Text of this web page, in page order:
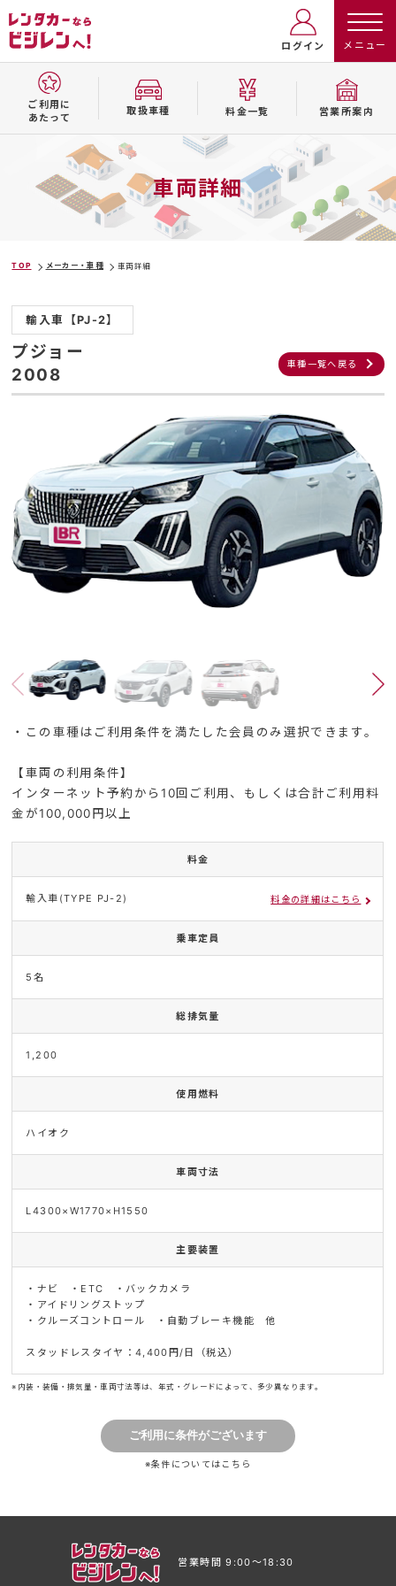
ログイン
ご利用に
あたって
取扱⾞種 料⾦⼀覧 営業所案内
車両詳細
TOP メーカー・車種 車両詳細
輸入車【PJ-2】
プジョー
2008
車種一覧へ戻る
・この車種はご利用条件を満たした会員のみ選択できます。
【車両の利用条件】
インターネット予約から10回ご利用、もしくは合計ご利用料
金が100,000円以上
料金
輸入車(TYPE PJ-2) 料金の詳細はこちら
乗車定員
5名
総排気量
1,200
使用燃料
ハイオク
車両寸法
L4300×W1770×H1550
主要装置
・ナビ ・ETC ・バックカメラ
・アイドリングストップ
・クルーズコントロール ・自動ブレーキ機能 他
スタッドレスタイヤ：4,400円/日（税込）
※内装・装備・排気量・車両寸法等は、年式・グレードによって、多少異なります。
※条件については こちら
営業時間 9:00〜18:30